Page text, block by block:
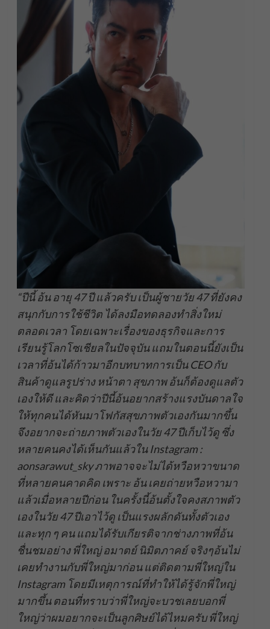
“ปีนี้ อ้น อายุ 47 ปี แล้วครับ เป็นผู้ชายวัย 47 ที่ยังคง
สนุกกับการใช้ชีวิต ได้ลงมือทดลองทำสิ่งใหม่
ตลอดเวลา โดยเฉพาะเรื่องของธุรกิจและการ
เรียนรู้โลกโซเชียลในปัจจุบัน แถมในตอนนี้ยังเป็น
เวลาที่อ้นได้ก้าวมาอีกบทบาทการเป็น CEO กับ
สินค้าดูแลรูปร่าง หน้าตา สุขภาพ อ้นก็ต้องดูแลตัว
เองให้ดี และคิดว่าปีนี้อ้นอยากสร้างแรงบันดาลใจ
ให้ทุกคนได้หันมาโฟกัสสุขภาพตัวเองกันมากขึ้น
จึงอยากจะถ่ายภาพตัวเองในวัย 47 ปีเก็บไว้ดู ซึ่ง
หลายคนคงได้เห็นกันแล้วใน Instagram :
aonsarawut_sky ภาพอาจจะไม่ได้หวือหวาขนาด
ที่หลายคนคาดคิด เพราะ อ้น เคยถ่ายหวือหวามา
แล้วเมื่อหลายปีก่อน ในครั้งนี้อ้นตั้งใจคงสภาพตัว
เองในวัย 47 ปีเอาไว้ดู เป็นแรงผลักดันทั้งตัวเอง
และทุก ๆ คน แถมได้รับเกียรติจากช่างภาพที่อ้น
ชื่นชมอย่าง พี่ใหญ่ อมาตย์ นิมิตภาคย์ จริงๆอ้นไม่
เคยทำงานกับพี่ใหญ่มาก่อน แต่ติดตามพี่ใหญ่ใน
Instagram โดยมีเหตุการณ์ที่ทำให้ได้รู้จักพี่ใหญ่
มากขึ้น ตอนที่ทราบว่าพี่ใหญ่จะบวชเลยบอกพี่
ใหญ่ว่าผมอยากจะเป็นลูกศิษย์ได้ไหมครับ พี่ใหญ่